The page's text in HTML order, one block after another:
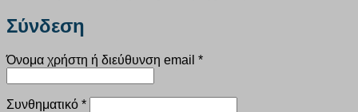
Σύνδεση
Όνομα χρήστη ή διεύθυνση email *Απαιτείται
Συνθηματικό *Απαιτείται